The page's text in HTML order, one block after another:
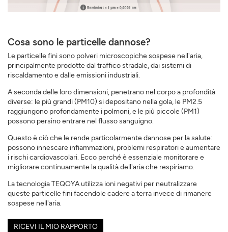
Cosa sono le particelle dannose?
Le particelle fini sono polveri microscopiche sospese nell'aria,
principalmente prodotte dal traffico stradale, dai sistemi di
riscaldamento e dalle emissioni industriali.
A seconda delle loro dimensioni, penetrano nel corpo a profondità
diverse: le più grandi (PM10) si depositano nella gola, le PM2.5
raggiungono profondamente i polmoni, e le più piccole (PM1)
possono persino entrare nel flusso sanguigno.
Questo è ciò che le rende particolarmente dannose per la salute:
possono innescare infiammazioni, problemi respiratori e aumentare
i rischi cardiovascolari. Ecco perché è essenziale monitorare e
migliorare continuamente la qualità dell'aria che respiriamo.
La tecnologia TEQOYA utilizza ioni negativi per neutralizzare
queste particelle fini facendole cadere a terra invece di rimanere
sospese nell'aria.
RICEVI IL MIO RAPPORTO